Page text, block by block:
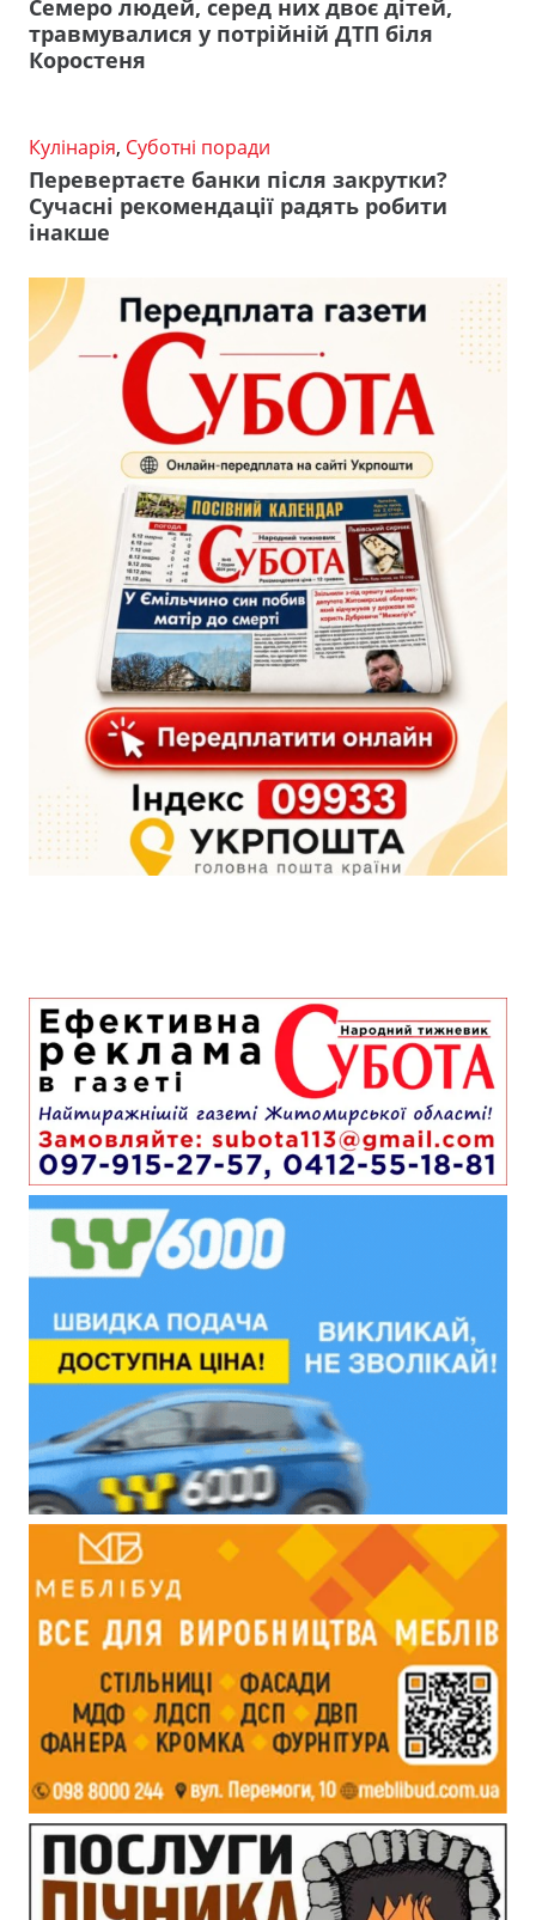
Семеро людей, серед них двоє дітей,
травмувалися у потрійній ДТП біля
Коростеня
Кулінарія, Суботні поради
Перевертаєте банки після закрутки?
Сучасні рекомендації радять робити
інакше